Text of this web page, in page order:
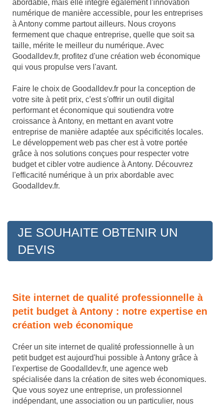
abordable, mais elle intègre également l'innovation
numérique de manière accessible, pour les entreprises
à Antony comme partout ailleurs. Nous croyons
fermement que chaque entreprise, quelle que soit sa
taille, mérite le meilleur du numérique. Avec
Goodalldev.fr, profitez d'une création web économique
qui vous propulse vers l'avant.
Faire le choix de Goodalldev.fr pour la conception de
votre site à petit prix, c'est s'offrir un outil digital
performant et économique qui soutiendra votre
croissance à Antony, en mettant en avant votre
entreprise de manière adaptée aux spécificités locales.
Le développement web pas cher est à votre portée
grâce à nos solutions conçues pour respecter votre
budget et cibler votre audience à Antony. Découvrez
l'efficacité numérique à un prix abordable avec
Goodalldev.fr.
JE SOUHAITE OBTENIR UN
DEVIS
Site internet de qualité professionnelle à
petit budget à Antony : notre expertise en
création web économique
Créer un site internet de qualité professionnelle à un
petit budget est aujourd'hui possible à Antony grâce à
l'expertise de Goodalldev.fr, une agence web
spécialisée dans la création de sites web économiques.
Que vous soyez une entreprise, un professionnel
indépendant, une association ou un particulier, nous